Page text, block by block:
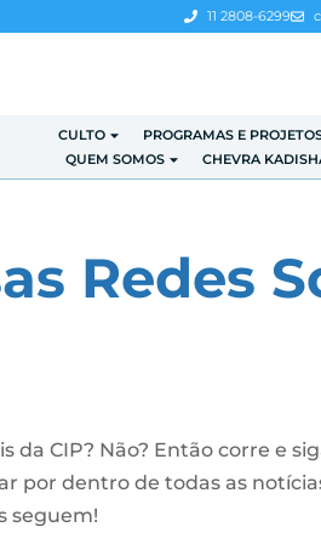
11 2808-6299
CULTO PROGRAMAS E
QUEM SOMOS
CHEVRA
Redes
da CIP? Não? Então corre e
por dentro de todas as
seguem!